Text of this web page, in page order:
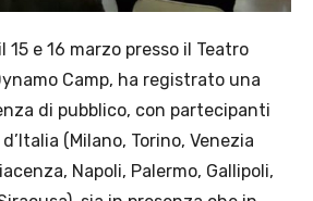
15 e 16 marzo presso il Teatro
Camp, ha registrato una
di pubblico, con partecipanti
(Milano, Torino, Venezia
Napoli, Palermo, Gallipoli,